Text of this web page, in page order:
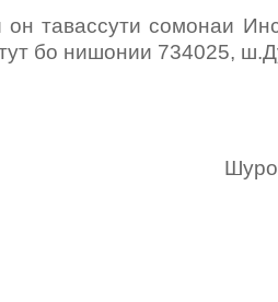
сомонаи
бо нишонии 734025,